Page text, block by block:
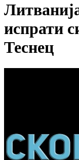
испрати
Теснец